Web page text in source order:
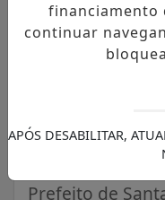
NOTÍCIAS/
Bala
para
Prefeito de
financiamento
continuar
APÓS DESABILITAR,